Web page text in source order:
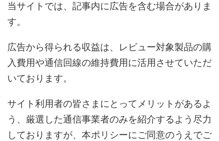
当サイトでは、記事内に広告を含む場合がありま
す。
広告から得られる収益は、レビュー対象製品の購
入費用や通信回線の維持費用に活用させていただ
いております。
サイト利用者の皆さまにとってメリットがあるよ
う、厳選した通信事業者のみを紹介するよう尽力
しておりますが、本ポリシーにご同意のうえでご